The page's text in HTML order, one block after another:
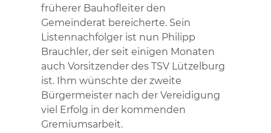
früherer Bauhofleiter den
Gemeinderat bereicherte. Sein
Listennachfolger ist nun Philipp
Brauchler, der seit einigen Monaten
auch Vorsitzender des TSV Lützelburg
ist. Ihm wünschte der zweite
Bürgermeister nach der Vereidigung
viel Erfolg in der kommenden
Gremiumsarbeit.